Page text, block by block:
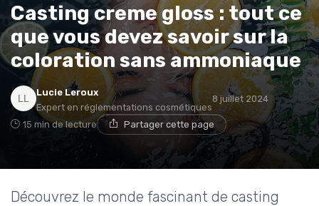
Casting creme gloss : tout ce
que vous devez savoir sur la
coloration sans ammoniaque
Lucie Leroux
Expert en réglementations cosmétiques
8 juillet 2024
15 min de lecture Partager cette page
Découvrez le monde fascinant de casting